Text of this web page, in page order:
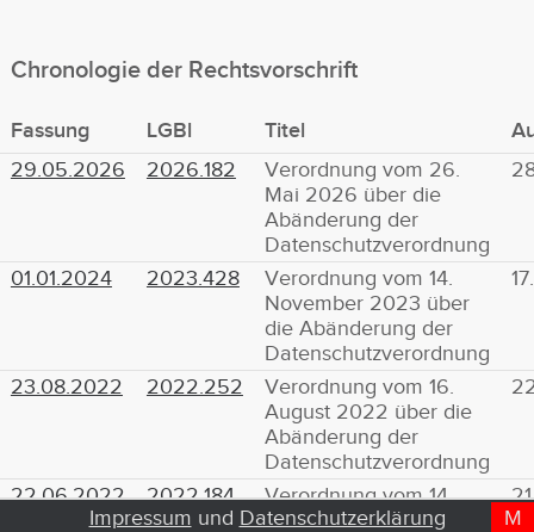
Chronologie der Rechtsvorschrift
Fassung LGBl Titel
29.05.2026
2026.182
Verordnung vom 26.
Mai 2026 über die
Abänderung der
Datenschutzverordnung
01.01.2024 2023.428
Verordnung vom 14.
November 2023 über
die Abänderung der
Datenschutzverordnung
23.08.2022 2022.252
Verordnung vom 16.
August 2022 über die
Abänderung der
Datenschutzverordnung
22.06.2022 2022.184
Verordnung vom 14.
Juni 2022 über die
D
T
M
Impressum und Datenschutzerklärung